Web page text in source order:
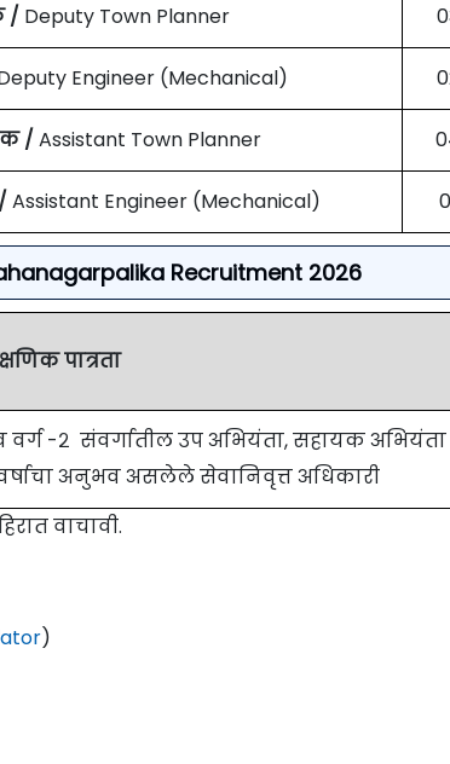
/ Deputy Town Planner
Engineer (Mechanical)
/ Assistant Town Planner
/ Assistant Engineer (Mechanical)
Recruitment 2026
पात्रता
-२ संवर्गातील उप अभियंता, सहायक अभियंता
अनुभव असलेले सेवानिवृत्त अधिकारी
वाचावी.
)